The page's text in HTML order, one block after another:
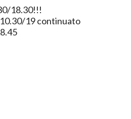
18.30!!!
19 continuato